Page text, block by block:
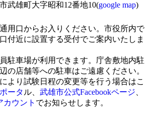
武雄町大字昭和12番地10(google map)
用口からお入りください。市役所内で
付近に設置する受付でご案内いたしま
駐車場が利用できます。庁舎敷地内駐
の店舗等への駐車はご遠慮ください。
より試験日程の変更等を行う場合はこ
ータ ル、武雄市公式Facebookページ
カウント でお知らせします。